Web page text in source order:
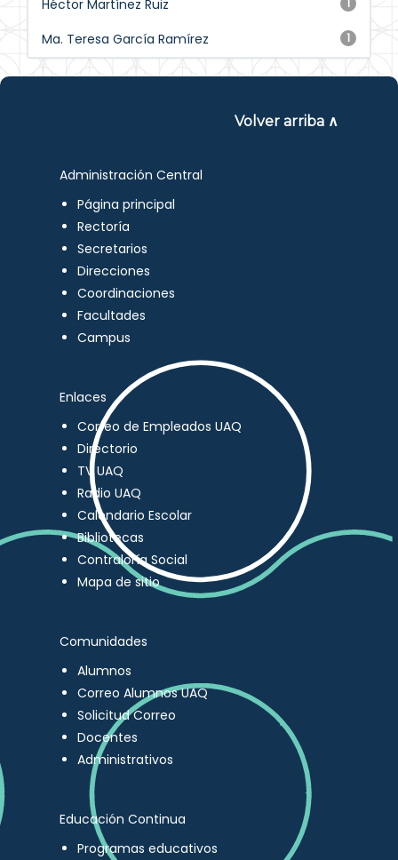
Héctor Martínez Ruiz
1
Ma. Teresa García Ramírez
Volver arriba ∧
Administración Central
Página principal
Rectoría
Secretarios
Direcciones
Coordinaciones
Facultades
Campus
Enlaces
Correo de Empleados UAQ
Directorio
TV UAQ
Radio UAQ
Calendario Escolar
Bibliotecas
Contraloría Social
Mapa de sitio
Comunidades
Alumnos
Correo Alumnos UAQ
Solicitud Correo
Docentes
Administrativos
Educación Continua
Programas educativos